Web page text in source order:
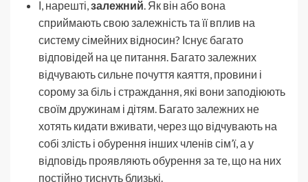
І, нарешті,залежний. Як він або вона
сприймають свою залежність та її вплив на
систему сімейних відносин? Існує багато
відповідей на це питання. Багато залежних
відчувають сильне почуття каяття, провини і
сорому за біль і страждання, які вони заподіюють
своїм дружинам і дітям. Багато залежних не
хотять кидати вживати, через що відчувають на
собі злість і обурення інших членів сім’ї, а у
відповідь проявляють обурення за те, що на них
постійно тиснуть близькі.